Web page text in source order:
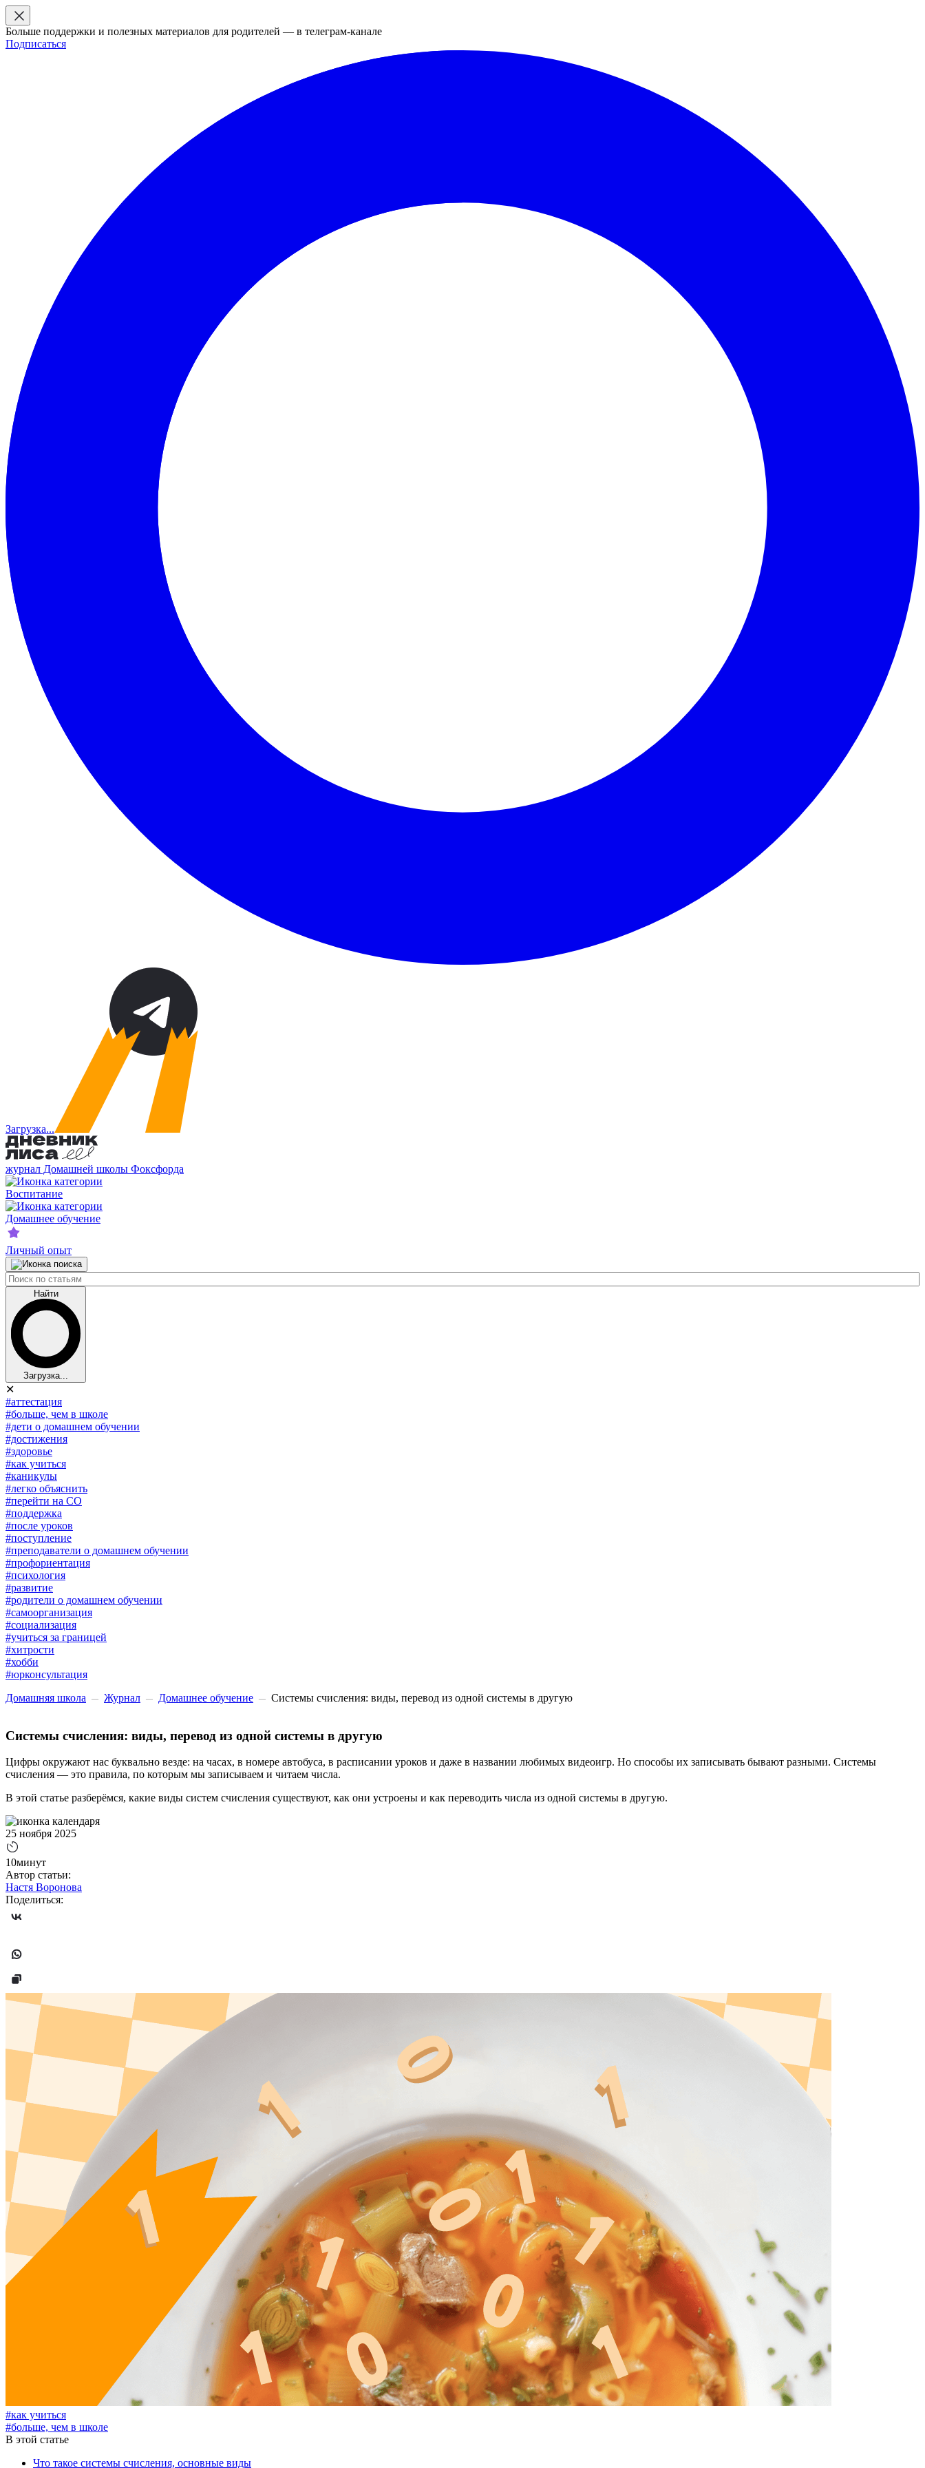
Больше поддержки и полезных материалов для родителей — в телеграм-канале
Подписаться
Загрузка...
журнал Домашней школы Фоксфорда
Воспитание
Домашнее обучение
Личный опыт
Найти
Загрузка...
✕
#аттестация
#больше, чем в школе
#дети о домашнем обучении
#достижения
#здоровье
#как учиться
#каникулы
#легко объяснить
#перейти на СО
#поддержка
#после уроков
#поступление
#преподаватели о домашнем обучении
#профориентация
#психология
#развитие
#родители о домашнем обучении
#самоорганизация
#социализация
#учиться за границей
#хитрости
#хобби
#юрконсультация
Домашняя школа
Журнал Домашнее обучение Системы счисления: виды, перевод из одной системы в другую
Системы счисления: виды, перевод из одной системы в другую
Цифры окружают нас буквально везде: на часах, в номере автобуса, в расписании уроков и даже в названии любимых видеоигр. Но способы их записывать бывают разными. Системы
счисления — это правила, по которым мы записываем и читаем числа.
В этой статье разберёмся, какие виды систем счисления существуют, как они устроены и как переводить числа из одной системы в другую.
25 ноября 2025
10минут
Автор статьи:
Настя Воронова
Поделиться:
#как учиться
#больше, чем в школе
В этой статье
Что такое системы счисления, основные виды